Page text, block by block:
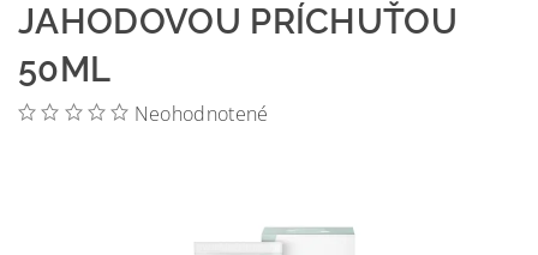
JAHODOVOU PRÍCHUŤOU
50ML
Neohodnotené